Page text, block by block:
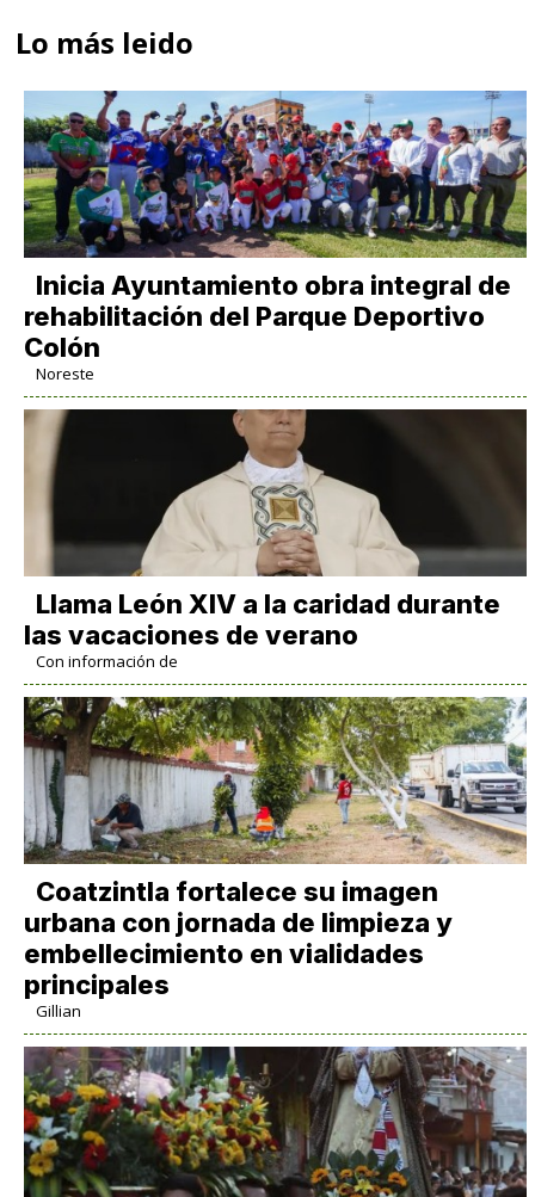
Lo más leido
Inicia Ayuntamiento obra integral de
rehabilitación del Parque Deportivo
Colón
Noreste
Llama León XIV a la caridad durante
las vacaciones de verano
Con información de
Coatzintla fortalece su imagen
urbana con jornada de limpieza y
embellecimiento en vialidades
principales
Gillian